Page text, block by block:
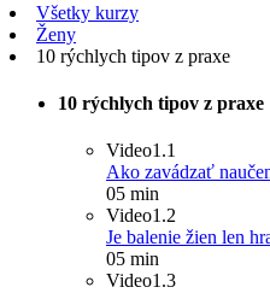
Všetky kurzy
Ženy
10 rýchlych tipov z praxe
10 rýchlych tipov z praxe
Video1.1
Ako zavádzať
05 min
Video1.2
Je balenie žien len
05 min
Video1.3